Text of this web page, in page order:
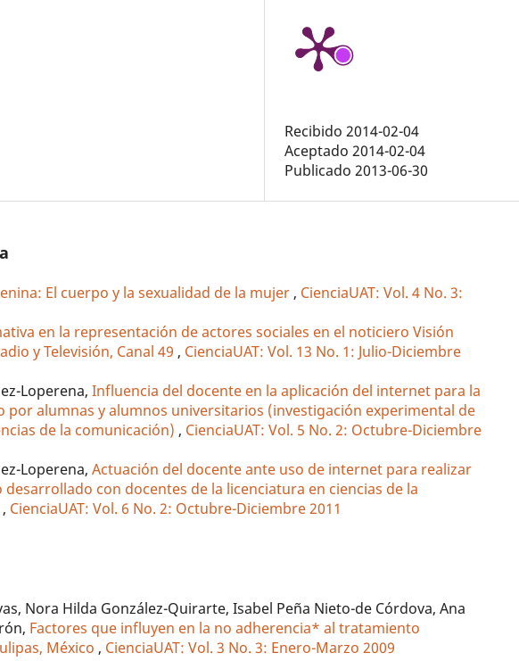
Recibido 2014-02-04
Aceptado 2014-02-04
Publicado 2013-06-30
El cuerpo y la sexualidad de la mujer , CienciaUAT: Vol. 4 No. 3:
en la representación de actores sociales en el noticiero Visión
y Televisión, Canal 49 , CienciaUAT: Vol. 13 No. 1: Julio-Diciembre
Loperena,Influencia del docente en la aplicación del internet para la
por alumnas y alumnos universitarios (investigación experimental de
de la comunicación) , CienciaUAT: Vol. 5 No. 2: Octubre-Diciembre
Loperena,Actuación del docente ante uso de internet para realizar
con docentes de la licenciatura en ciencias de la
, CienciaUAT: Vol. 6 No. 2: Octubre-Diciembre 2011
Nora Hilda González-Quirarte, Isabel Peña Nieto-de Córdova, Ana
Factores que influyen en la no adherencia* al tratamiento
México , CienciaUAT: Vol. 3 No. 3: Enero-Marzo 2009